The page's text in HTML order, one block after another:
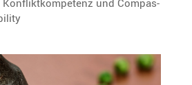
Konflikt­kom­pe­tenz und Compas­